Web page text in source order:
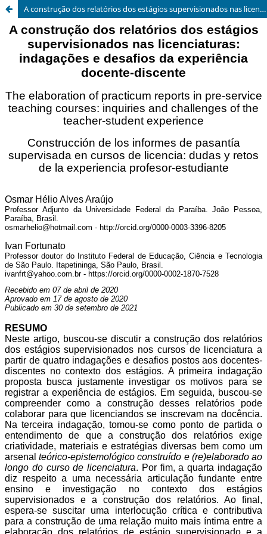
A construção dos relatórios dos estágios supervisionados nas licenciaturas: indagações e desafios da experiência docente-discente